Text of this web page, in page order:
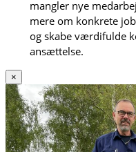
mangler nye
mere om konkrete
og skabe værdifulde
ansættelse.
×